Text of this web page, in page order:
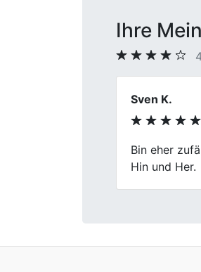
Ihre
Heike B.
Angenehme